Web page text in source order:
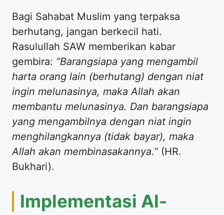
Bagi Sahabat Muslim yang terpaksa
berhutang, jangan berkecil hati.
Rasulullah SAW memberikan kabar
gembira: “Barangsiapa yang mengambil
harta orang lain (berhutang) dengan niat
ingin melunasinya, maka Allah akan
membantu melunasinya. Dan barangsiapa
yang mengambilnya dengan niat ingin
menghilangkannya (tidak bayar), maka
Allah akan membinasakannya.” (HR.
Bukhari).
Implementasi Al-